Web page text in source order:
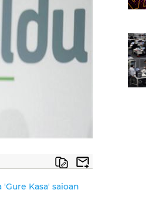
Kasa' saioan